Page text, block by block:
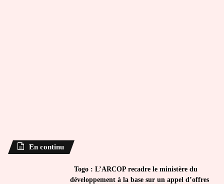
En continu
Togo : L’ARCOP recadre le ministère du
développement à la base sur un appel d’offres